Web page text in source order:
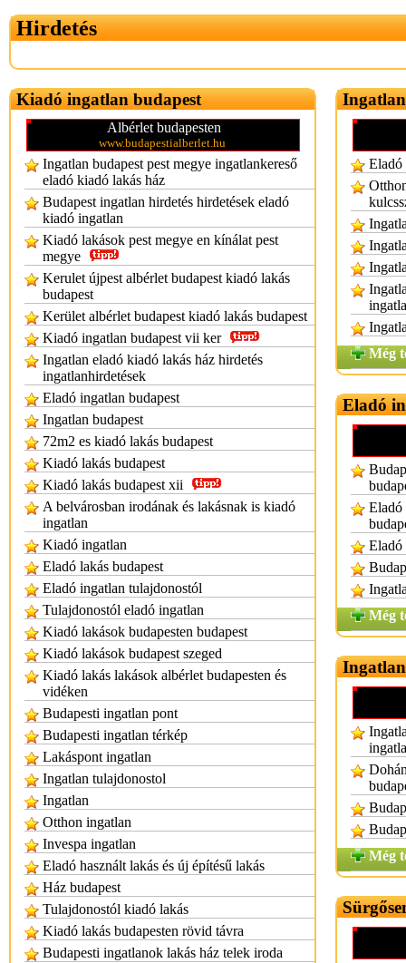
Hirdetés
Kiadó ingatlan budapest
Albérlet budapesten
www.budapestialberlet.hu
Ingatlan budapest pest megye ingatlankereső
eladó kiadó lakás ház
Budapest ingatlan hirdetés hirdetések eladó
kiadó ingatlan
Kiadó lakások pest megye en kínálat pest
megye
Kerulet újpest albérlet budapest kiadó lakás
budapest
Kerület albérlet budapest kiadó lakás budapest
Kiadó ingatlan budapest vii ker
Ingatlan eladó kiadó lakás ház hirdetés
ingatlanhirdetések
Eladó ingatlan budapest
Ingatlan budapest
72m2 es kiadó lakás budapest
Kiadó lakás budapest
Kiadó lakás budapest xii
A belvárosban irodának és lakásnak is kiadó
ingatlan
Kiadó ingatlan
Eladó lakás budapest
Eladó ingatlan tulajdonostól
Tulajdonostól eladó ingatlan
Kiadó lakások budapesten budapest
Kiadó lakások budapest szeged
Kiadó lakás lakások albérlet budapesten és
vidéken
Budapesti ingatlan pont
Budapesti ingatlan térkép
Lakáspont ingatlan
Ingatlan tulajdonostol
Ingatlan
Otthon ingatlan
Invespa ingatlan
Eladó használt lakás és új építésű lakás
Ház budapest
Tulajdonostól kiadó lakás
Kiadó lakás budapesten rövid távra
Budapesti ingatlanok lakás ház telek iroda
Eladó
Még
Eladó
Eladó
Eladó
Még
Még